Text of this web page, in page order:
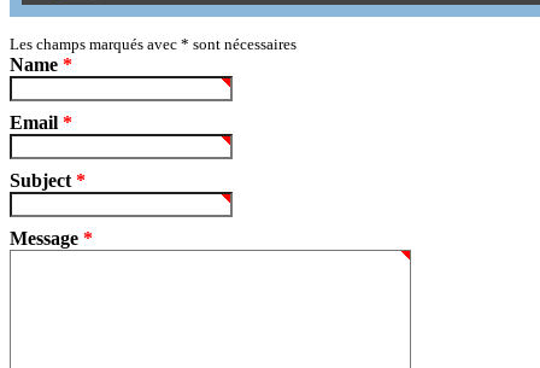
Les champs marqués avec * sont nécessaires
Name *
Email *
Subject *
Message *